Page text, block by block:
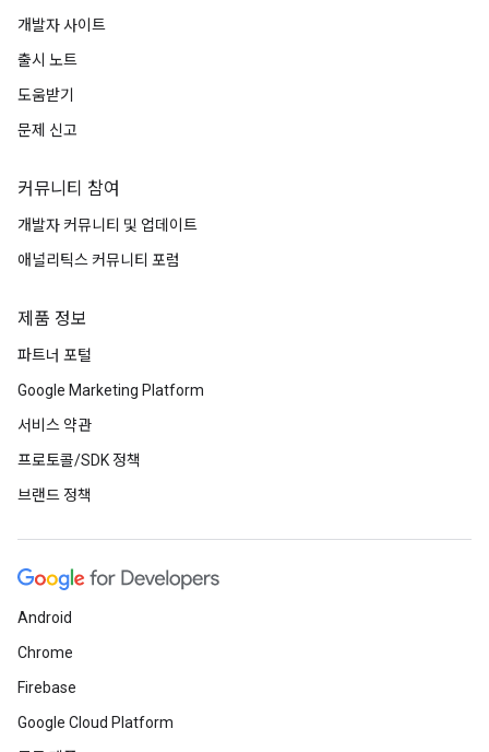
개발자 사이트
출시 노트
도움받기
문제 신고
커뮤니티 참여
개발자 커뮤니티 및 업데이트
애널리틱스 커뮤니티 포럼
제품 정보
파트너 포털
Google Marketing Platform
서비스 약관
프로토콜/SDK 정책
브랜드 정책
Android
Chrome
Firebase
Google Cloud Platform